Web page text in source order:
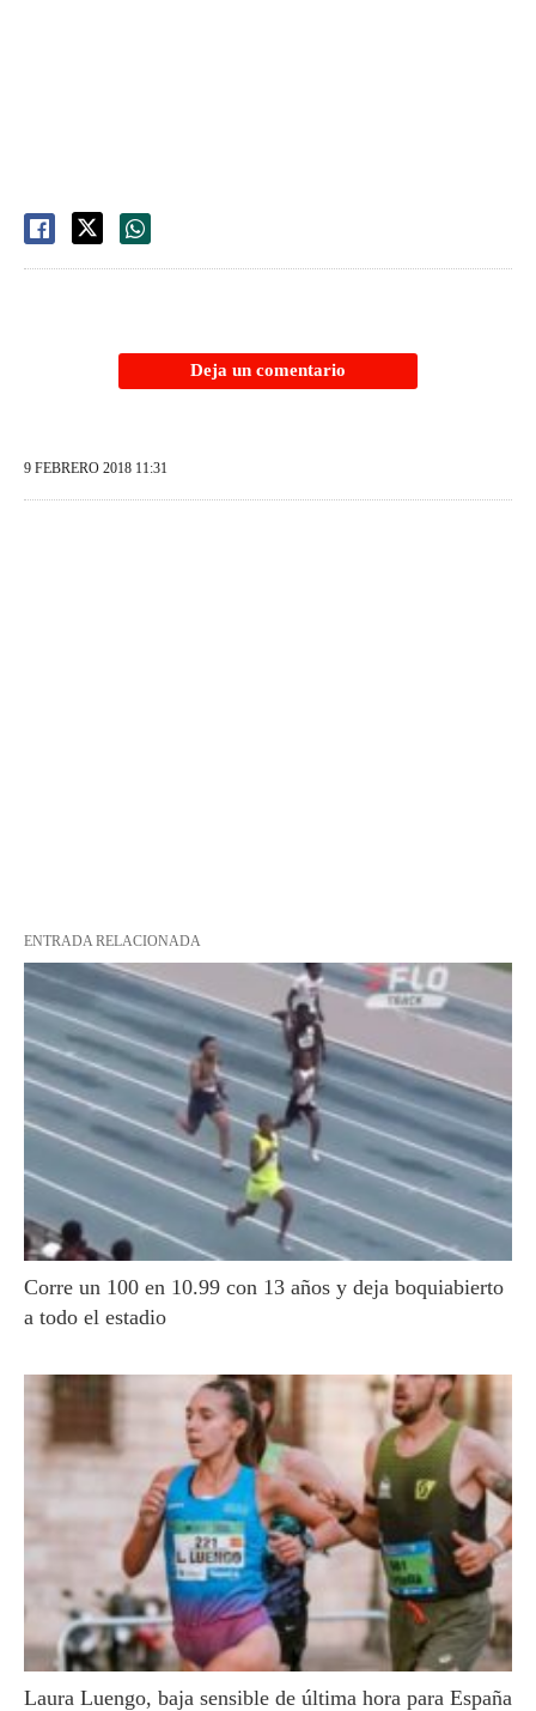
Deja un comentario
9 FEBRERO 2018 11:31
ENTRADA RELACIONADA
Corre un 100 en 10.99 con 13 años y deja boquiabierto
a todo el estadio
Laura Luengo, baja sensible de última hora para España